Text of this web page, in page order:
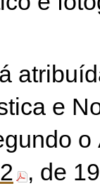
e
o
, de